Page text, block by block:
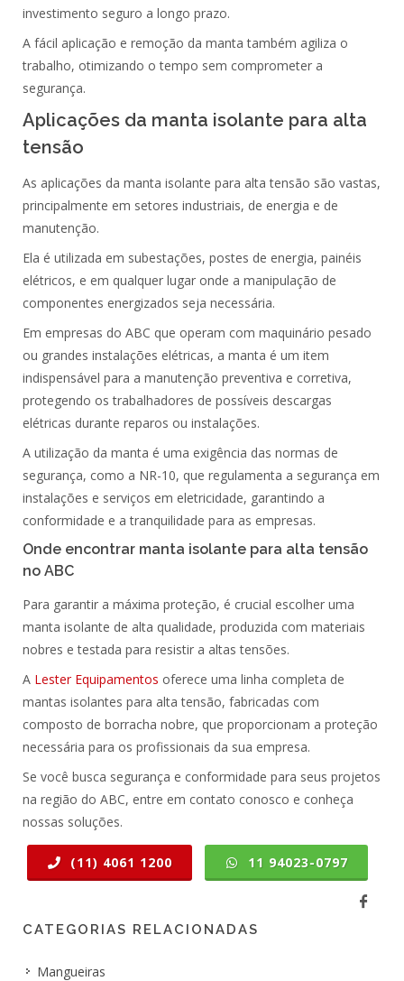
investimento seguro a longo prazo.
A fácil aplicação e remoção da manta também agiliza o
trabalho, otimizando o tempo sem comprometer a
segurança.
Aplicações da manta isolante para alta
tensão
As aplicações da manta isolante para alta tensão são vastas,
principalmente em setores industriais, de energia e de
manutenção.
Ela é utilizada em subestações, postes de energia, painéis
elétricos, e em qualquer lugar onde a manipulação de
componentes energizados seja necessária.
Em empresas do ABC que operam com maquinário pesado
ou grandes instalações elétricas, a manta é um item
indispensável para a manutenção preventiva e corretiva,
protegendo ostrabalhadores de possíveis descargas
elétricas durante reparos ou instalações.
A utilização da manta é uma exigência das normas de
segurança, como a NR-10, que regulamenta a segurança em
instalações e serviços em eletricidade, garantindo a
conformidade e a tranquilidade para as empresas.
Onde encontrar manta isolante para alta tensão
no ABC
Para garantir a máxima proteção, é crucial escolher uma
manta isolante de alta qualidade, produzida com materiais
nobres e testada para resistir a altas tensões.
A Lester Equipamentos oferece uma linha completa de
mantas isolantes para alta tensão, fabricadas com
composto de borracha nobre, que proporcionam a proteção
necessária para os profissionais da sua empresa.
Se você busca segurança e conformidade para seus projetos
na região do ABC, entre em contato conosco e conheça
nossas soluções.
(11) 4061 1200 11 94023-0797
CATEGORIAS RELACIONADAS
Mangueiras